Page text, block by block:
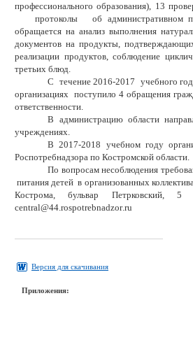
профессионального образования), 13
протоколы об административном
обращается на анализ выполнения
документов на продукты,
реализации продуктов, соблюдение
третьих блюд.
С течение 2016-2017 учебного
организациях поступило 4 обращения
ответственности.
В администрацию области
учреждениях.
В 2017-2018 учебном году
Роспотребнадзора по Костромской области.
По вопросам несоблюдения
питания детей в организованных
Кострома, бульвар Петрковский,
central@44.rospotrebnadzor.ru
Версия для скачивания
Приложения: